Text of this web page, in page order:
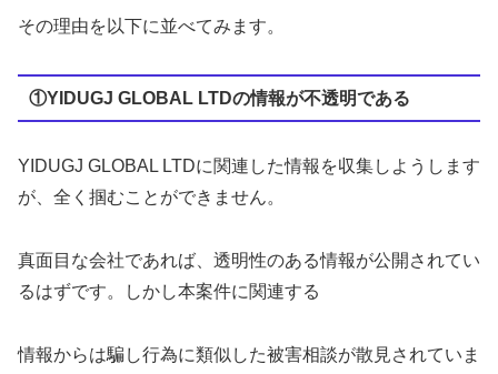
その理由を以下に並べてみます。
①YIDUGJ GLOBAL LTDの情報が不透明である
YIDUGJ GLOBAL LTDに関連した情報を収集しようします
が、全く掴むことができません。
真面目な会社であれば、透明性のある情報が公開されてい
るはずです。しかし本案件に関連する
情報からは騙し行為に類似した被害相談が散見されていま